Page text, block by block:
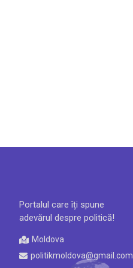
Portalul care îți spune
adevărul despre politică!
Moldova
politikmoldova@gmail.com